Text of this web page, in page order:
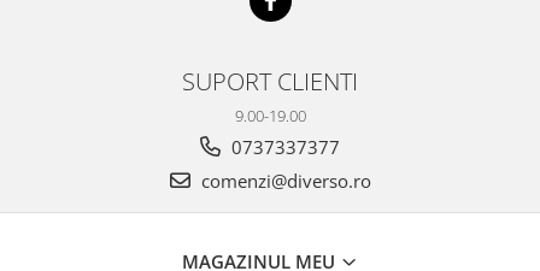
SUPORT CLIENTI
9.00-19.00
0737337377
comenzi@diverso.ro
MAGAZINUL MEU